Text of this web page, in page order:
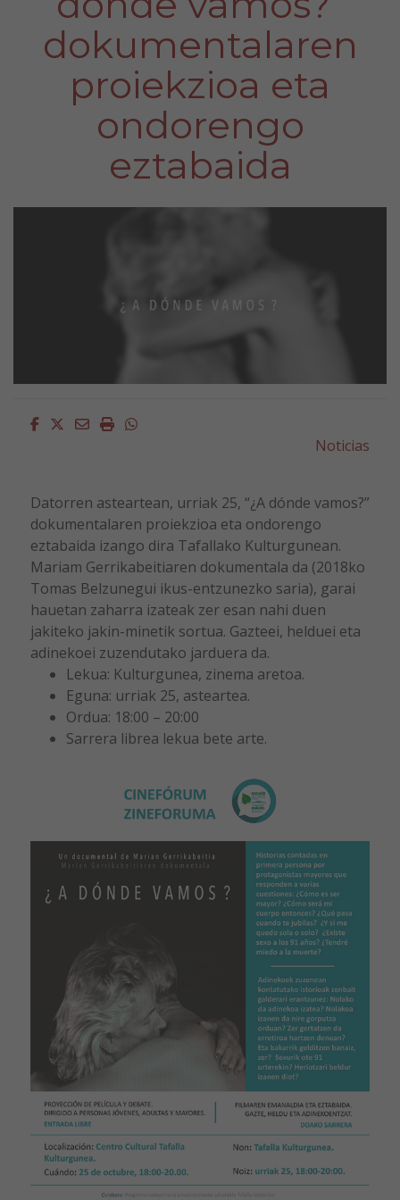
dokumentalaren
proiekzioa eta
ondorengo
eztabaida
Facebook
Twitter
EmailImprimirWhatsapp
Noticias
Datorren asteartean, urriak 25, “¿A dónde vamos?”
dokumentalaren proiekzioa eta ondorengo
eztabaida izango dira Tafallako Kulturgunean.
Mariam Gerrikabeitiaren dokumentala da (2018ko
Tomas Belzunegui ikus-entzunezko saria), garai
hauetan zaharra izateak zer esan nahi duen
jakiteko jakin-minetik sortua. Gazteei, helduei eta
adinekoei zuzendutako jarduera da.
Lekua: Kulturgunea, zinema aretoa.
Eguna: urriak 25, asteartea.
Ordua: 18:00 – 20:00
Sarrera librea lekua bete arte.